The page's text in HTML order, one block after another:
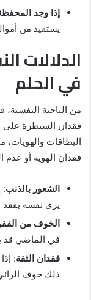
إذا وجد
يستفيد من
الدلالات
في الحلم
من الناحية
فقدان السيطرة على
البطاقات والهويات،
فقدان الهوية أو
الشعور بالذنب:
يرى نفسه يفقد
الخوف من الفقر
في الماضي قد
فقدان الثقة:
ذلك خوف